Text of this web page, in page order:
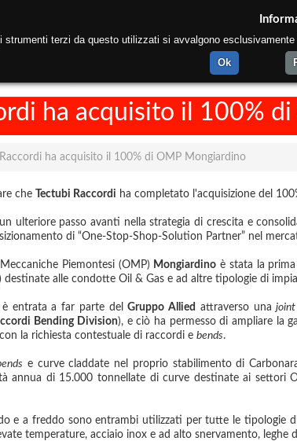
Chi siamo
ha acquisito il 100%
Raccordi ha acquisito il 100% di OMP Mongiardino
che Tectubi Raccordi ha completato l'acquisizione del
un ulteriore passo avanti nella strategia di crescita e
di “One-Stop-Shop-Solution Partner” nel
Piemontesi (OMP) Mongiardino è stata la
) destinate alle condotte Oil & Gas e ad altre tipologie di
è entrata a far parte delGruppo Allied attraverso una
Bending Division), e ciò ha permesso di ampliare la
la richiesta contestuale di raccordi e bends.
e curve claddate nel proprio stabilimento di
annua di 15.000 tonnellate di curve destinate ai settori
e a freddo sono entrambi utilizzati per tutte le tipologie
temperature, acciaio inox e ad alto snervamento, leghe
strumenti terzi da questo utilizzati si avvalgono
Ok